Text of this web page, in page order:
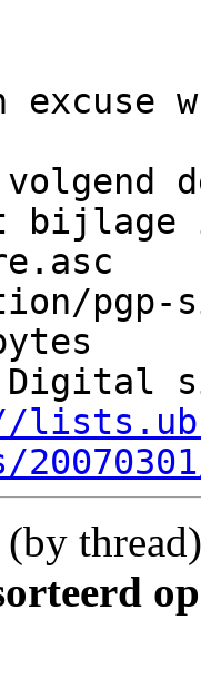
pgp-
Digital
(by